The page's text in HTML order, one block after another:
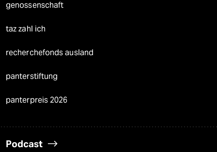
genossenschaft
taz zahl ich
recherchefonds ausland
panterstiftung
panterpreis 2026
Podcast